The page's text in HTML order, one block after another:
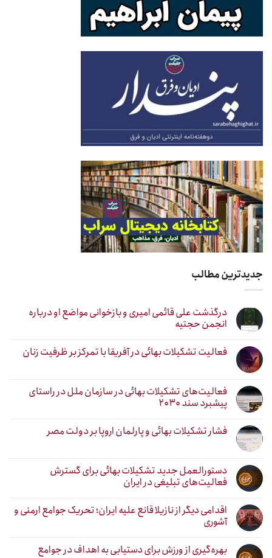
جدیدترین مطالب
درگذشت علی قائمی امیری و بازخوانی مواضع او درباره
انجمن حجتیه
فعالیت تشکیلات بهائی در آفریقا با تمرکز بر ظرفیت زنان
فعالیت‌های تشکیلات بهائی در سازمان ملل در راستای
پیشبرد سند ۲۰۳۰
فشار تشکیلات بهائی و پارلمان اروپا بر دولت مصر
دستورالعمل جدید تشکیلات بهائی برای گسترش
فعالیت‌های تبلیغی در ایران
اقدامی دیگر از نازیلا قانع علیه ایران؛ تحریک جوامع ارمنی و
آشوری
بهره‌گیری از ورزش برای دستیابی به اهداف در جوامع